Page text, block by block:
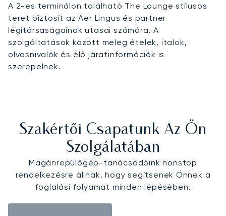
A 2-es terminálon található The Lounge stílusos
teret biztosít az Aer Lingus és partner
légitársaságainak utasai számára. A
szolgáltatások között meleg ételek, italok,
olvasnivalók és élő járatinformációk is
szerepelnek.
Szakértői Csapatunk Az Ön
Szolgálatában
Magánrepülőgép-tanácsadóink nonstop
rendelkezésre állnak, hogy segítsenek Önnek a
foglalási folyamat minden lépésében.